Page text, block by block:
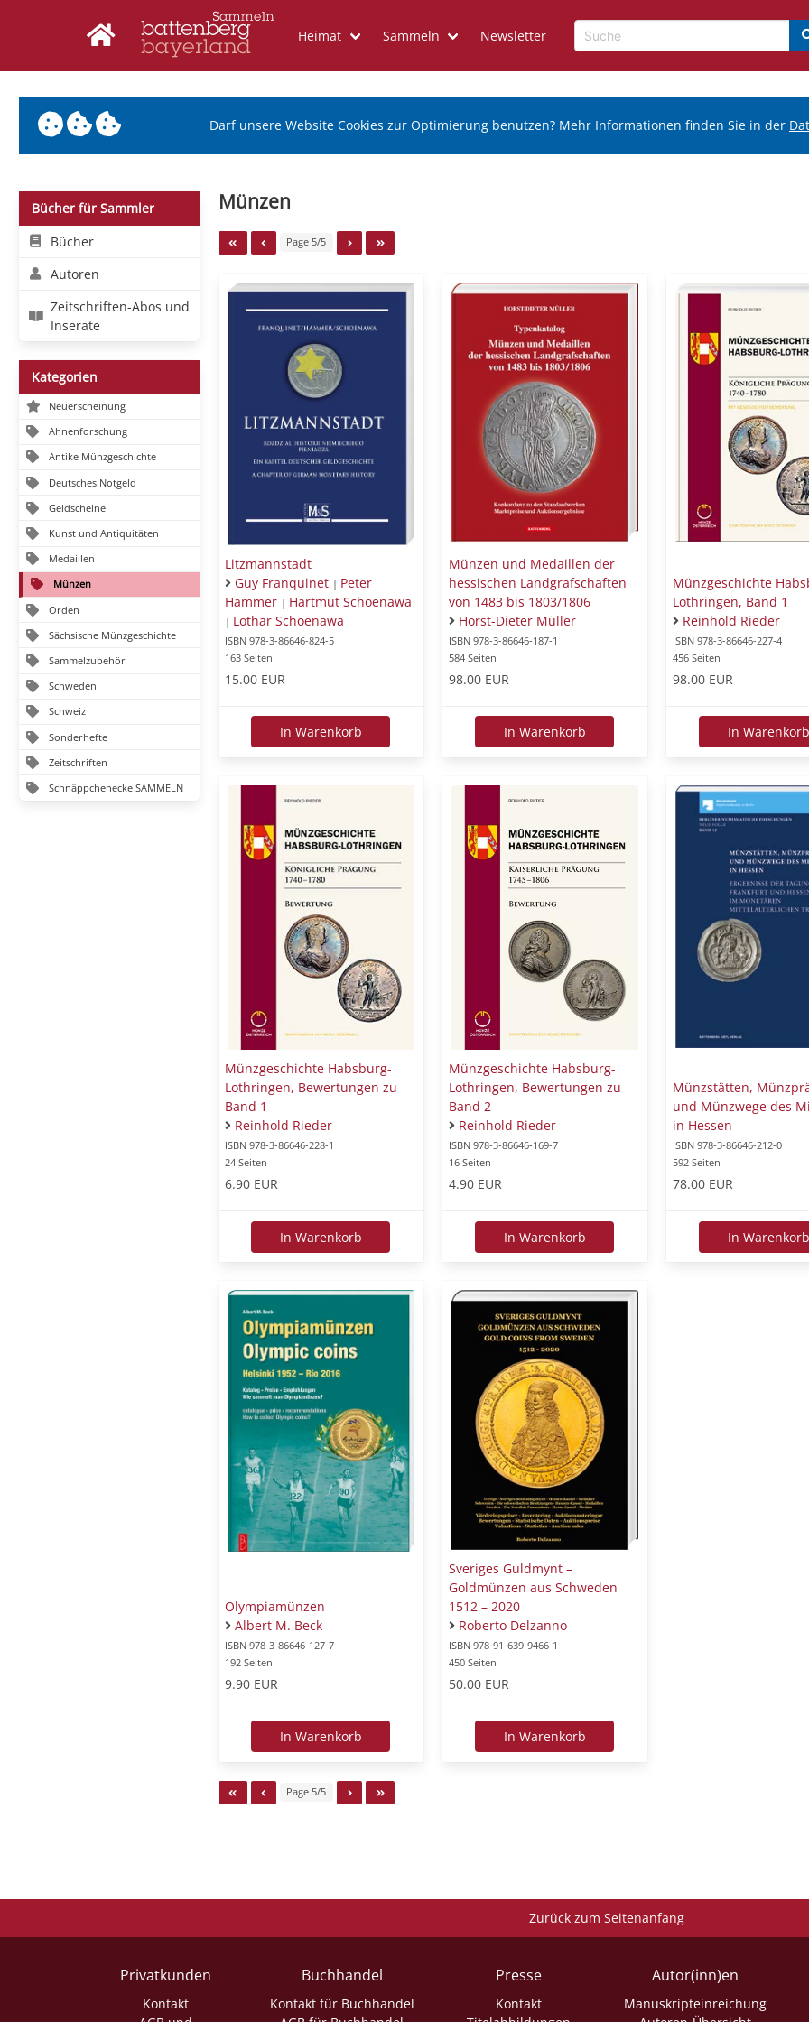
Heimat Sammeln Newsletter
Darf unsere Website Cookies zur Optimierung benutzen? Mehr Informationen finden Sie in der
Bücher für Sammler
Bücher
Autoren
Zeitschriften-Abos und
Inserate
Kategorien
Neuerscheinung
Ahnenforschung
Antike Münzgeschichte
Deutsches Notgeld
Geldscheine
Kunst und Antiquitäten
Medaillen
Münzen
Orden
Sächsische Münzgeschichte
Sammelzubehör
Schweden
Schweiz
Sonderhefte
Zeitschriften
Schnäppchenecke SAMMELN
Münzen
Page 5/5
Litzmannstadt
Guy Franquinet | Peter
Hammer | Hartmut Schoenawa
| Lothar Schoenawa
ISBN 978-3-86646-824-5
163 Seiten
15.00 EUR
In Warenkorb
Münzen und Medaillen der
hessischen Landgrafschaften
von 1483 bis 1803/1806
Horst-Dieter Müller
ISBN 978-3-86646-187-1
584 Seiten
98.00 EUR
In Warenkorb
Münzgeschichte
Lothringen, Band 1
Reinhold Rieder
ISBN 978-3-86646-227-4
456 Seiten
98.00 EUR
In Warenkorb
Münzgeschichte Habsburg-
Lothringen, Bewertungen zu
Band 1
Reinhold Rieder
ISBN 978-3-86646-228-1
24 Seiten
6.90 EUR
In Warenkorb
Münzgeschichte Habsburg-
Lothringen, Bewertungen zu
Band 2
Reinhold Rieder
ISBN 978-3-86646-169-7
16 Seiten
4.90 EUR
In Warenkorb
Münzstätten,
und Münzwege des
in Hessen
ISBN 978-3-86646-212-0
592 Seiten
78.00 EUR
In Warenkorb
Olympiamünzen
Albert M. Beck
ISBN 978-3-86646-127-7
192 Seiten
9.90 EUR
In Warenkorb
Sveriges Guldmynt –
Goldmünzen aus Schweden
1512 – 2020
Roberto Delzanno
ISBN 978-91-639-9466-1
450 Seiten
50.00 EUR
In Warenkorb
Page 5/5
Zurück zum Seitenanfang
Privatkunden
Kontakt
Buchhandel
Kontakt für Buchhandel
Presse
Kontakt
Autor(inn)en
Manuskripteinreichung